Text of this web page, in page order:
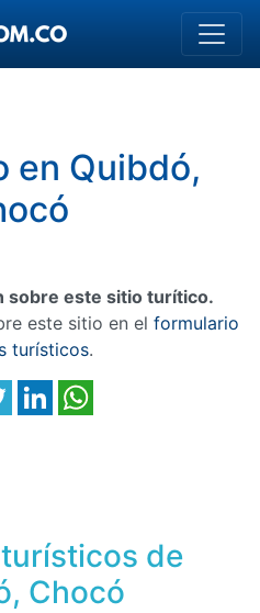
en Quibdó,
sobre este sitio turítico.
este sitio en el formulario
turísticos.
de
Chocó